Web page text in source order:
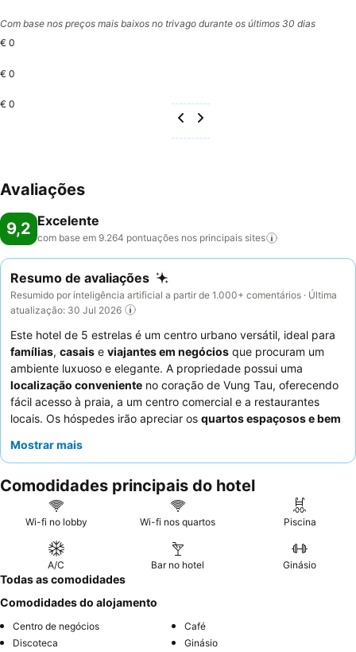
Com base nos preços mais baixos no trivago durante os últimos 30 dias
€ 0
€ 0
€ 0
Avaliações
9,2 Excelente
com base em 9.264 pontuações nos principais sites
Resumo de avaliações
Resumido por inteligência artificial a partir de 1.000+ comentários · Última
atualização: 30 Jul 2026
Este hotel de 5 estrelas é um centro urbano versátil, ideal para
famílias, casais e viajantes em negócios que procuram um
ambiente luxuoso e elegante. A propriedade possui uma
localização conveniente no coração de Vung Tau, oferecendo
fácil acesso à praia, a um centro comercial e a restaurantes
locais. Os hóspedes irão apreciar os quartos espaçosos e bem
Os funcionários recebem consistentemente elogios pelo seu
almoço, com pratos locais e internacionais como pho de frango,
é um destaque culinário. Para uma experiência verdadeiramente
relaxante, considere reservar um quarto com
Mostrar mais
Comodidades principais do hotel
Wi-fi no lobby Wi-fi nos quartos Piscina
A/C Bar no hotel Ginásio
Todas as comodidades
Comodidades do alojamento
Centro de negócios
Café
Discoteca
Ginásio